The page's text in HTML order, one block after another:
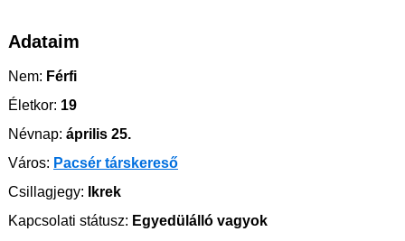
Adataim
Nem: Férfi
Életkor: 19
Névnap: április 25.
Város: Pacsér társkereső
Csillagjegy: Ikrek
Kapcsolati státusz: Egyedülálló vagyok